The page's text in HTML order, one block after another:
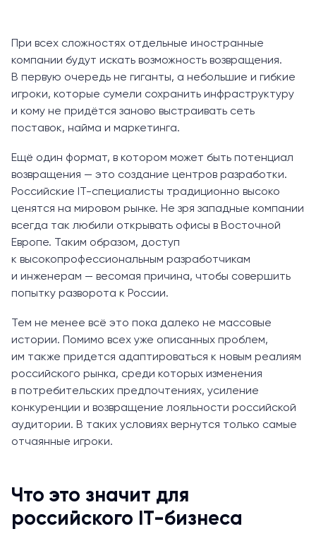
При всех сложностях отдельные иностранные
компании будут искать возможность возвращения.
В первую очередь не гиганты, а небольшие и гибкие
игроки, которые сумели сохранить инфраструктуру
и кому не придётся заново выстраивать сеть
поставок, найма и маркетинга.
Ещё один формат, в котором может быть потенциал
возвращения — это создание центров разработки.
Российские IT-специалисты традиционно высоко
ценятся на мировом рынке. Не зря западные компании
всегда так любили открывать офисы в Восточной
Европе. Таким образом, доступ
к высокопрофессиональным разработчикам
и инженерам — весомая причина, чтобы совершить
попытку разворота к России.
Тем не менее всё это пока далеко не массовые
истории. Помимо всех уже описанных проблем,
им также придется адаптироваться к новым реалиям
российского рынка, среди которых изменения
в потребительских предпочтениях, усиление
конкуренции и возвращение лояльности российской
аудитории. В таких условиях вернутся только самые
отчаянные игроки.
Что это значит для
российского IT-бизнеса